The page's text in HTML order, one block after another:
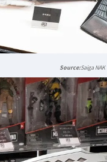
Saiga NAK